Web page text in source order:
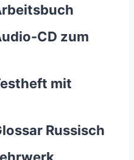
CD zum
mit
Russisch